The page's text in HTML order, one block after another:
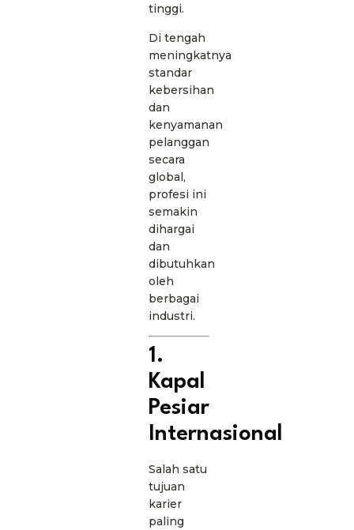
tinggi.
Di tengah
meningkatnya
standar
kebersihan
dan
kenyamanan
pelanggan
secara
global,
profesi ini
semakin
dihargai
dan
dibutuhkan
oleh
berbagai
industri.
1.
Kapal
Pesiar
Internasional
Salah satu
tujuan
karier
paling